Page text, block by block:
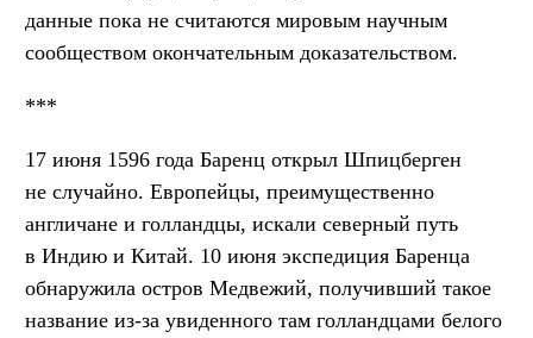
данные пока не считаются мировым научным
сообществом окончательным доказательством.
***
17 июня 1596 года Баренц открыл Шпицберген
не случайно. Европейцы, преимущественно
англичане и голландцы, искали северный путь
в Индию и Китай. 10 июня экспедиция Баренца
обнаружила остров Медвежий, получивший такое
название из-за увиденного там голландцами белого